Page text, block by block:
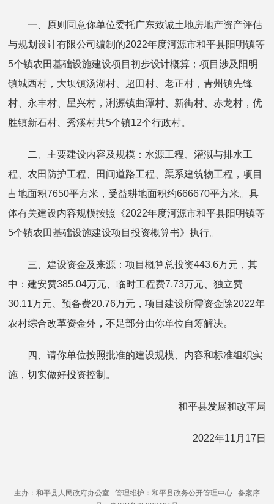
一、原则同意你单位委托广东致诚土地房地产资产评估
与规划设计有限公司编制的2022年度河源市和平县阳明镇等
5个镇农田基础设施建设项目初步设计概算；项目涉及阳明
镇城西村，大坝镇汤湖村、超田村、老正村，青州镇先锋
村、永丰村、星兴村，浰源镇曲潭村、新街村、赤龙村，优
胜镇新石村、秀溪村共5个镇12个行政村。
二、主要建设内容及规模：水源工程、灌溉与排水工
程、农田防护工程、田间道路工程、渠系建筑物工程，项目
占地面积7650平方米，受益耕地面积约666670‬平方米。具
体有关建设内容规模按照《2022年度河源市和平县阳明镇等
5个镇农田基础设施建设项目投资概算书》执行。
三、建设资金及来源：项目概算总投资443.6万元，其
中：建安费385.04万元、临时工程费7.73万元、独立费
30.11万元、预备费20.76万元，项目建设所需资金除2022年
农村综合改革资金外，不足部分由你单位自筹解决。
四、请你单位按照批准的建设规模、内容和标准组织实
施，切实做好投资控制。
和平县发展和改革局
2022年11月17日
主办：和平县人民政府办公室 管理维护：和平县政务公开管理中心 备案序